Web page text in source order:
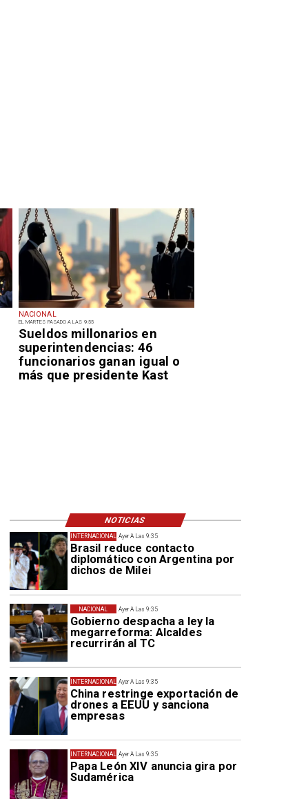
NACIONAL
EL MARTES PASADO A LAS 9:55
Sueldos millonarios en
superintendencias: 46
funcionarios ganan igual o
más que presidente Kast
Ayer A Las 9:35
Brasil reduce contacto
diplomático con Argentina por
dichos de Milei
INTERNACIONAL
Ayer A Las 9:35
Gobierno despacha a ley la
megarreforma: Alcaldes
recurrirán al TC
NACIONAL
Ayer A Las 9:35
China restringe exportación de
drones a EEUU y sanciona
empresas
INTERNACIONAL
Ayer A Las 9:35
Papa León XIV anuncia gira por
Sudamérica
INTERNACIONAL
NOTICIAS